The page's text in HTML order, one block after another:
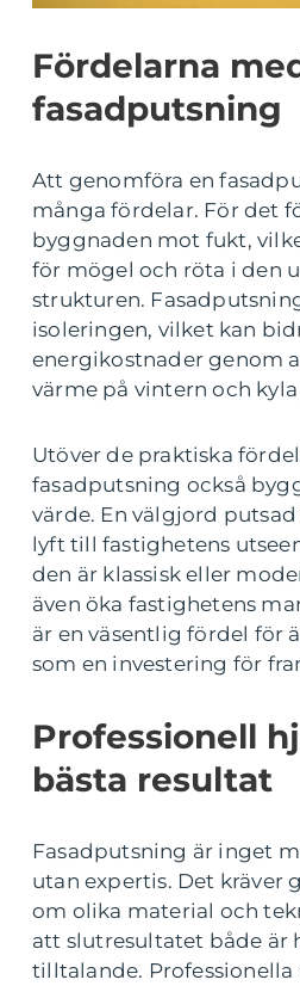
Fördelarna
fasadputsning
Att genomföra en
många fördelar. För det
byggnaden mot fukt,
för mögel och röta i den
strukturen.
isoleringen, vilket kan
energikostnader genom
värme på vintern och
Utöver de praktiska
fasadputsning också
värde. En välgjord
lyft till fastighetens
den är klassisk eller
även öka fastighetens
är en väsentlig fördel för
som en investering för
Professionell
bästa resultat
Fasadputsning är inget
utan expertis. Det kräver
om olika material och
att slutresultatet både är
tilltalande. Professionella